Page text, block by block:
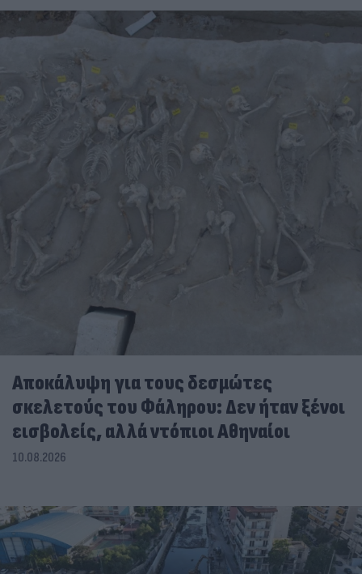
Αποκάλυψη για τους δεσμώτες
σκελετούς του Φάληρου: Δεν ήταν ξένοι
εισβολείς, αλλά ντόπιοι Αθηναίοι
10.08.2026